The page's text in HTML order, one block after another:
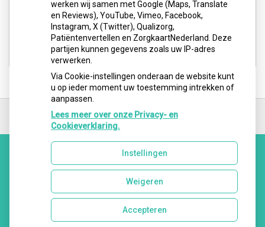
de
Uw Zorg Online|Beheer
Cookie-instellingen
werken wij samen met Google (Maps, Translate
en Reviews), YouTube, Vimeo, Facebook,
Instagram, X (Twitter), Qualizorg,
Patiëntenvertellen en ZorgkaartNederland. Deze
partijen kunnen gegevens zoals uw IP-adres
verwerken.
Via Cookie-instellingen onderaan de website kunt
u op ieder moment uw toestemming intrekken of
aanpassen.
Lees meer over onze Privacy- en
Cookieverklaring.
Instellingen
Weigeren
Accepteren